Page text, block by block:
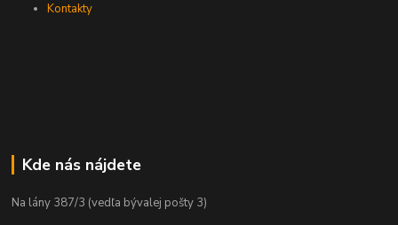
Kontakty
Kde nás nájdete
Na lány 387/3 (vedľa bývalej pošty 3)